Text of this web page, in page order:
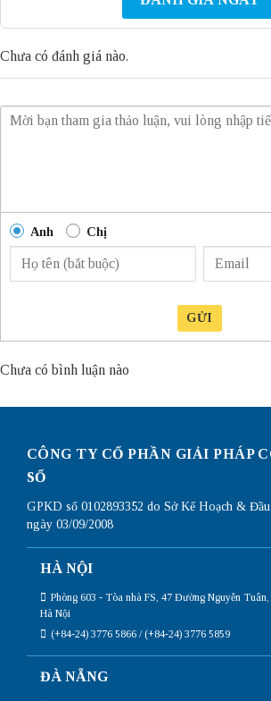
Chưa có đánh giá nào.
Anh Chị
GỬI
Chưa có bình luận nào
CÔNG TY CỔ PHẦN GIẢI PHÁP
SỐ
GPKD số 0102893352 do Sở Kế Hoạch &
ngày 03/09/2008
HÀ NỘI
Phòng 603 - Tòa nhà FS, 47 Đường Nguyễn
Hà Nội
(+84-24) 3776 5866 / (+84-24) 3776 5859
ĐÀ NẴNG